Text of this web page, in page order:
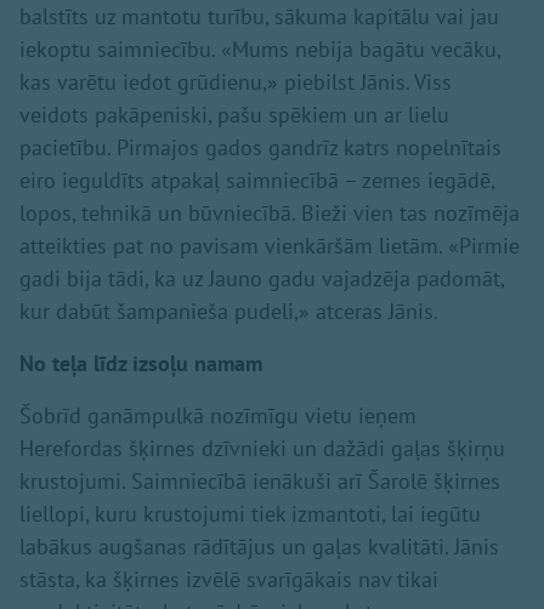
balstīts uz mantotu turību, sākuma kapitālu vai jau
iekoptu saimniecību. «Mums nebija bagātu vecāku,
kas varētu iedot grūdienu,» piebilst Jānis. Viss
veidots pakāpeniski, pašu spēkiem un ar lielu
pacietību. Pirmajos gados gandrīz katrs nopelnītais
eiro ieguldīts atpakaļ saimniecībā – zemes iegādē,
lopos, tehnikā un būvniecībā. Bieži vien tas nozīmēja
atteikties pat no pavisam vienkāršām lietām. «Pirmie
gadi bija tādi, ka uz Jauno gadu vajadzēja padomāt,
kur dabūt šampanieša pudeli,» atceras Jānis.
No teļa līdz izsoļu namam
Šobrīd ganāmpulkā nozīmīgu vietu ieņem
Herefordas šķirnes dzīvnieki un dažādi gaļas šķirņu
krustojumi. Saimniecībā ienākuši arī Šarolē šķirnes
liellopi, kuru krustojumi tiek izmantoti, lai iegūtu
labākus augšanas rādītājus un gaļas kvalitāti. Jānis
stāsta, ka šķirnes izvēlē svarīgākais nav tikai